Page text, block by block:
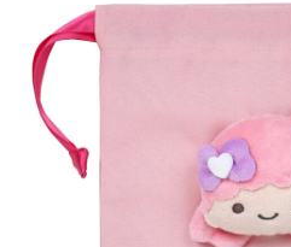
楽しみ方